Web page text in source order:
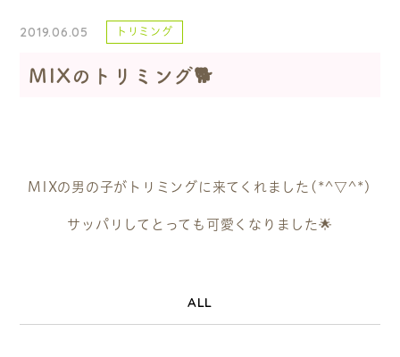
2019.06.05 トリミング
MIXのトリミング🐕
MIXの男の子がトリミングに来てくれました(*^▽^*)
サッパリしてとっても可愛くなりました🌟
ALL